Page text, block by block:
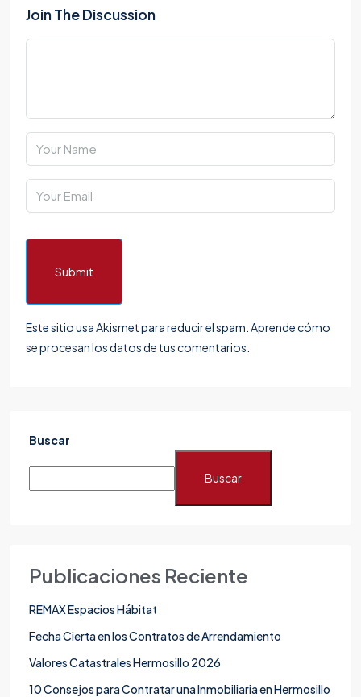
Join The Discussion
Submit
Este sitio usa Akismet para reducir el spam. Aprende cómo
se procesan los datos de tus comentarios.
Buscar
Buscar
Publicaciones Reciente
REMAX Espacios Hábitat
Fecha Cierta en los Contratos de Arrendamiento
Valores Catastrales Hermosillo 2026
10 Consejos para Contratar una Inmobiliaria en Hermosillo